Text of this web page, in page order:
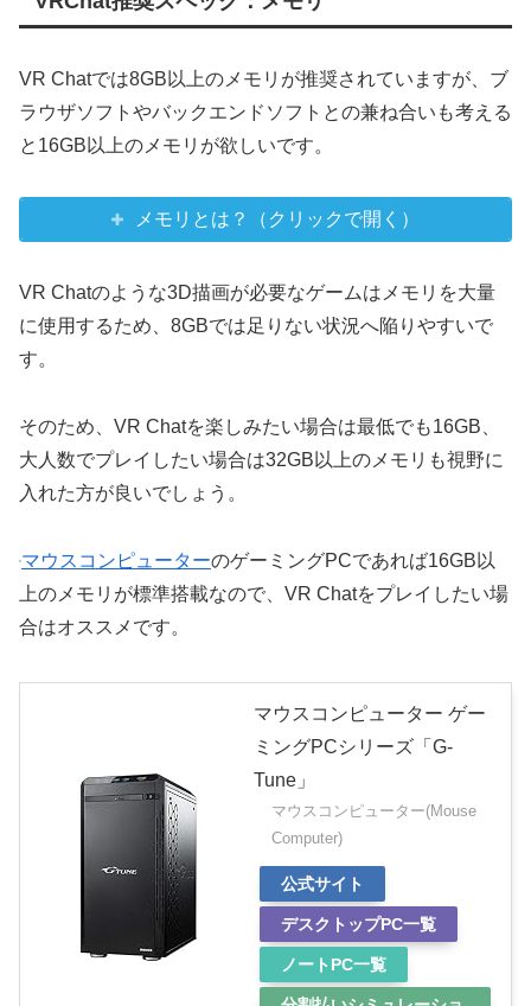
VR Chatでは8GB以上のメモリが推奨されていますが、ブ
ラウザソフトやバックエンドソフトとの兼ね合いも考える
と16GB以上のメモリが欲しいです。
メモリとは？（クリックで開く）
VR Chatのような3D描画が必要なゲームはメモリを大量
に使用するため、8GBでは足りない状況へ陥りやすいで
す。
そのため、VR Chatを楽しみたい場合は最低でも16GB、
大人数でプレイしたい場合は32GB以上のメモリも視野に
入れた方が良いでしょう。
マウスコンピューターのゲーミングPCであれば16GB以
上のメモリが標準搭載なので、VR Chatをプレイしたい場
合はオススメです。
マウスコンピューター ゲー
ミングPCシリーズ「G-
Tune」
マウスコンピューター(Mouse
Computer)
公式サイト
デスクトップPC一覧
ノートPC一覧